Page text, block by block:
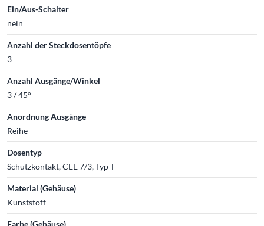
Ein/Aus-Schalter
nein
Anzahl der Steckdosentöpfe
3
Anzahl Ausgänge/Winkel
3 / 45°
Anordnung Ausgänge
Reihe
Dosentyp
Schutzkontakt, CEE 7/3, Typ-F
Material (Gehäuse)
Kunststoff
Farbe (Gehäuse)